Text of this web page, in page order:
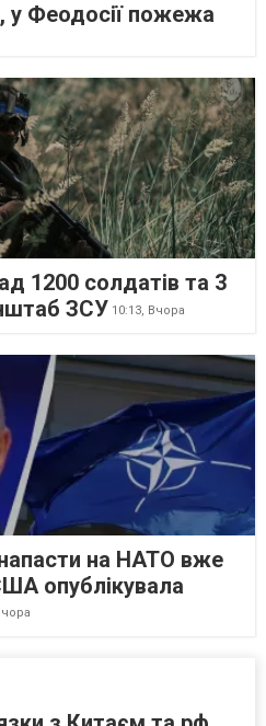
у Феодосії пожежа
1200 солдатів та 3
ЗСУ 10:13, Вчора
на НАТО вже
опублікувала